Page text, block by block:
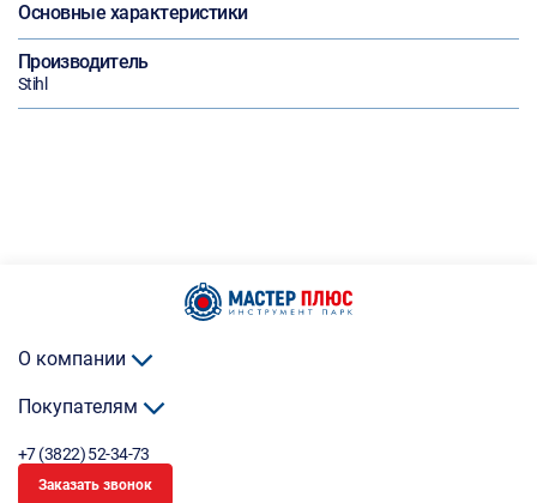
Основные характеристики
Производитель
Stihl
О компании
Покупателям
+7 (3822) 52-34-73
Заказать звонок